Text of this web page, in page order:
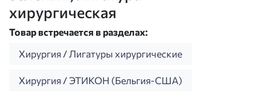
хирургическая
Товар встречается в разделах:
Хирургия /Лигатуры хирургические
Хирургия / ЭТИКОН (Бельгия-США)